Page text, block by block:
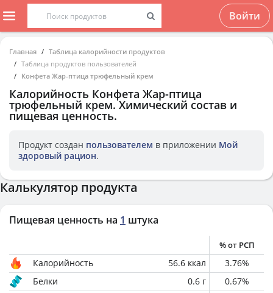
Войти
Главная
Таблица калорийности продуктов
Таблица продуктов пользователей
Конфета Жар-птица трюфельный крем
Калорийность Конфета Жар-птица
трюфельный крем. Химический состав и
пищевая ценность.
Продукт создан пользователем в приложении Мой
здоровый рацион.
Калькулятор продукта
Пищевая ценность на 1 штука
% от РСП
Калорийность 56.6 ккал 3.76%
Белки
0.6 г 0.67%